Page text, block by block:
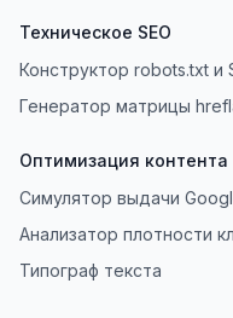
Техническое SEO
Конструктор robots.txt и
Генератор матрицы
Оптимизация контента
Симулятор выдачи
Анализатор плотности
Типограф текста